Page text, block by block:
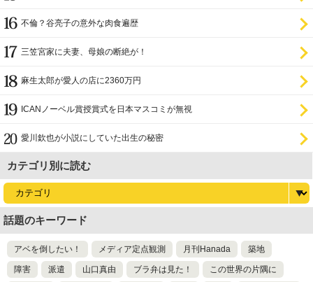
不倫？谷亮子の意外な肉食遍歴
三笠宮家に夫妻、母娘の断絶が！
麻生太郎が愛人の店に2360万円
ICANノーベル賞授賞式を日本マスコミが無視
愛川欽也が小説にしていた出生の秘密
カテゴリ別に読む
話題のキーワード
アベを倒したい！ メディア定点観測 月刊Hanada 築地
障害 派遣 山口真由 ブラ弁は見た！ この世界の片隅に